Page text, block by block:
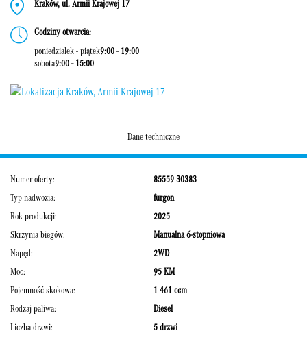
Kraków, ul. Armii Krajowej 17
Godziny otwarcia:
poniedziałek - piątek9:00 - 19:00
sobota9:00 - 15:00
Dane techniczne
Numer oferty: 85559 30383
Typ nadwozia: furgon
Rok produkcji: 2025
Skrzynia biegów: Manualna 6-stopniowa
Napęd: 2WD
Moc: 95 KM
Pojemność skokowa: 1 461 ccm
Rodzaj paliwa: Diesel
Liczba drzwi: 5 drzwi